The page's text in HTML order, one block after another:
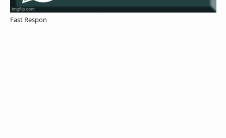
Fast Respon